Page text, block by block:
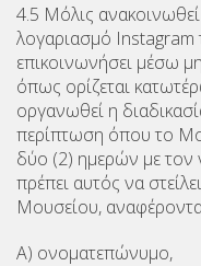
4.5 Μόλις
λογαριασμό Instagram
επικοινωνήσει μέσω
όπως ορίζεται
οργανωθεί η
περίπτωση όπου το
δύο (2) ημερών με τον
πρέπει αυτός να
Μουσείου,
Α) ονοματεπώνυμο,